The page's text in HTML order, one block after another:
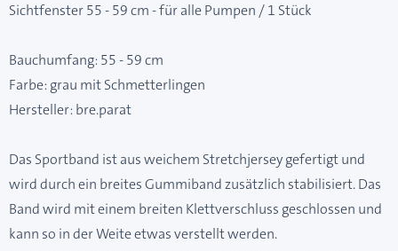
Sichtfenster 55 - 59 cm - für alle Pumpen / 1 Stück
Bauchumfang: 55 - 59 cm
Farbe: grau mit Schmetterlingen
Hersteller: bre.parat
Das Sportband ist aus weichem Stretchjersey gefertigt und
wird durch ein breites Gummiband zusätzlich stabilisiert. Das
Band wird mit einem breiten Klettverschluss geschlossen und
kann so in der Weite etwas verstellt werden.